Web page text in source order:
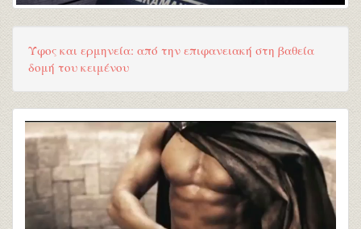
Ύφος και ερμηνεία: από την επιφανειακή στη βαθεία
δομή του κειμένου